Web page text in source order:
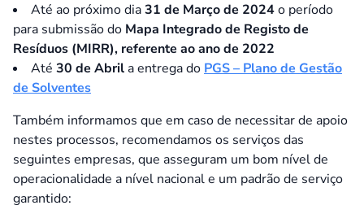
Até ao próximo dia31 de Março de 2024o período
para submissão do Mapa Integrado de Registo de
Resíduos (MIRR), referente ao ano de 2022
Até 30 de Abril a entrega do PGS – Plano de Gestão
de Solventes
Também informamos que em caso de necessitar de apoio
nestes processos, recomendamos os serviços das
seguintes empresas, que asseguram um bom nível de
operacionalidade a nível nacional e um padrão de serviço
garantido: